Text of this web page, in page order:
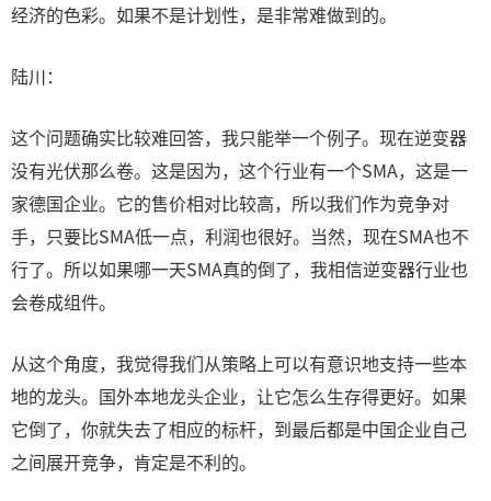
经济的色彩。如果不是计划性，是非常难做到的。
陆川：
这个问题确实比较难回答，我只能举一个例子。现在逆变器
没有光伏那么卷。这是因为，这个行业有一个SMA，这是一
家德国企业。它的售价相对比较高，所以我们作为竞争对
手，只要比SMA低一点，利润也很好。当然，现在SMA也不
行了。所以如果哪一天SMA真的倒了，我相信逆变器行业也
会卷成组件。
从这个角度，我觉得我们从策略上可以有意识地支持一些本
地的龙头。国外本地龙头企业，让它怎么生存得更好。如果
它倒了，你就失去了相应的标杆，到最后都是中国企业自己
之间展开竞争，肯定是不利的。